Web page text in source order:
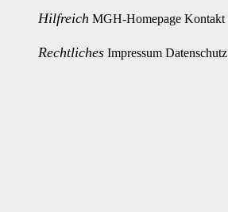
Hilfreich MGH-Homepage Kontakt
Rechtliches Impressum Datenschutz